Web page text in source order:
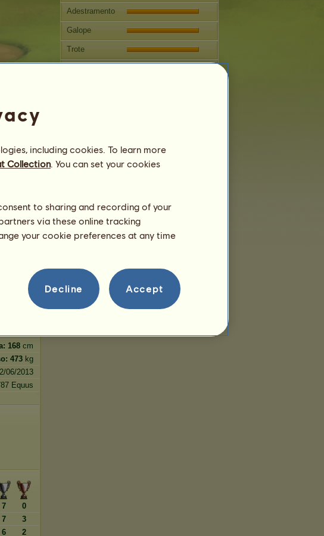
100 %
100%
1450.53
272.75
168.78
168 cm
473 kg
06/2013
Equus
7
0
7
3
6 2
Adestramento
Galope
Trote
Informação
Descendência
including cookies. To learn more
Collection. You can set your cookies
to sharing and recording of your
via these online tracking
your cookie preferences at any time
Decline Accept